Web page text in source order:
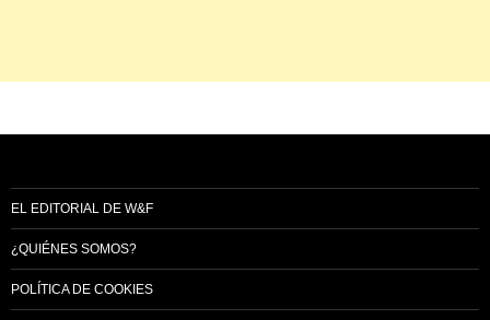
EL EDITORIAL DE W&F
¿QUIÉNES SOMOS?
POLÍTICA DE COOKIES